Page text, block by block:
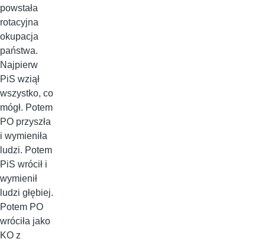
powstała
rotacyjna
okupacja
państwa.
Najpierw
PiS wziął
wszystko, co
mógł. Potem
PO przyszła
i wymieniła
ludzi. Potem
PiS wrócił i
wymienił
ludzi głębiej.
Potem PO
wróciła jako
KO z